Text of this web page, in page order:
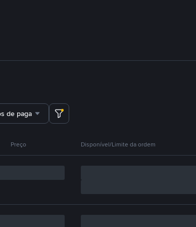
de pagamento
Preço Disponível/Limite da ordem